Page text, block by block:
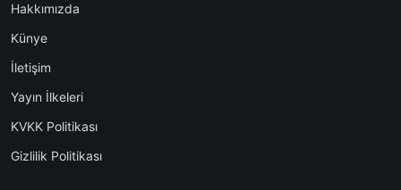
Hakkımızda
Künye
İletişim
Yayın İlkeleri
KVKK Politikası
Gizlilik Politikası